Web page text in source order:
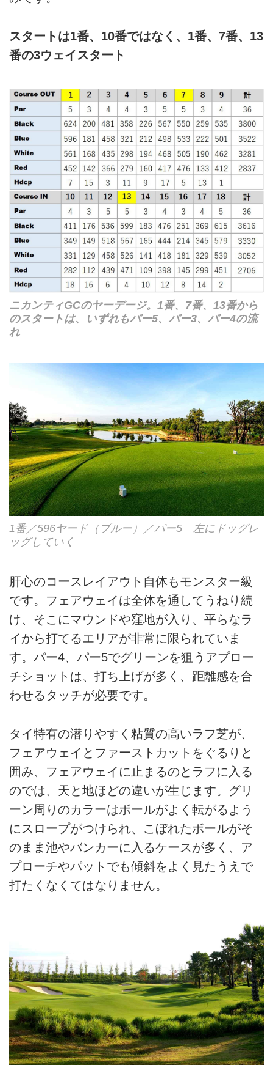
スタートは1番、10番ではなく、1番、7番、13
番の3ウェイスタート
ニカンティGCのヤーデージ。1番、7番、13番から
のスタートは、いずれもパー5、パー3、パー4の流
れ
1番／596ヤード（ブルー）／パー5 左にドッグレ
ッグしていく
肝心のコースレイアウト自体もモンスター級
です。フェアウェイは全体を通してうねり続
け、そこにマウンドや窪地が入り、平らなラ
イから打てるエリアが非常に限られていま
す。パー4、パー5でグリーンを狙うアプロー
チショットは、打ち上げが多く、距離感を合
わせるタッチが必要です。
タイ特有の潜りやすく粘質の高いラフ芝が、
フェアウェイとファーストカットをぐるりと
囲み、フェアウェイに止まるのとラフに入る
のでは、天と地ほどの違いが生じます。グリ
ーン周りのカラーはボールがよく転がるよう
にスロープがつけられ、こぼれたボールがそ
のまま池やバンカーに入るケースが多く、ア
プローチやパットでも傾斜をよく見たうえで
打たくなくてはなりません。